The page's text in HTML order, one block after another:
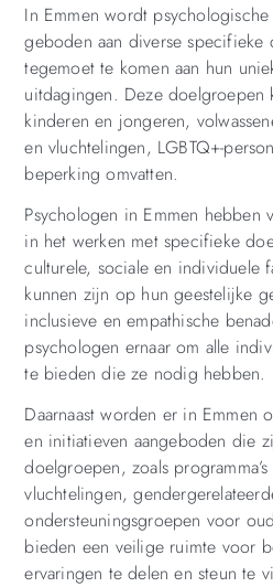
In Emmen wordt
geboden aan diverse specifieke
tegemoet te komen aan hun
uitdagingen. Deze doelgroepen
kinderen en jongeren,
en vluchtelingen, LGBTQ+-
beperking omvatten.
Psychologen in Emmen hebben
in het werken met specifieke
culturele, sociale en individuele
kunnen zijn op hun geestelijke
inclusieve en empathische
psychologen ernaar om alle
te bieden die ze nodig hebben.
Daarnaast worden er in Emmen
en initiatieven aangeboden die
doelgroepen, zoals
vluchtelingen,
ondersteuningsgroepen voor
bieden een veilige ruimte voor
ervaringen te delen en steun te